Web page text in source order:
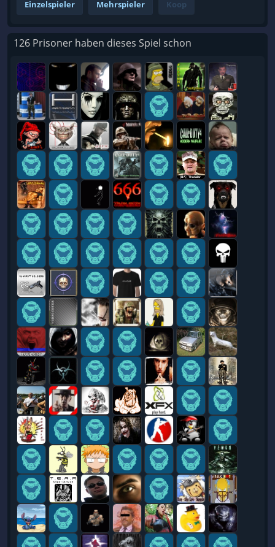
Einzelspieler Mehrspieler Koop
126 Prisoner haben dieses Spiel schon